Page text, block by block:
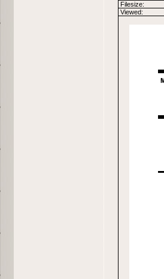
Filesize:
Viewed: